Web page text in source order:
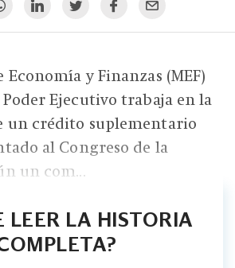
y Finanzas (MEF)
Ejecutivo trabaja en la
un crédito suplementario
al Congreso de la
un com...
LEER LA HISTORIA